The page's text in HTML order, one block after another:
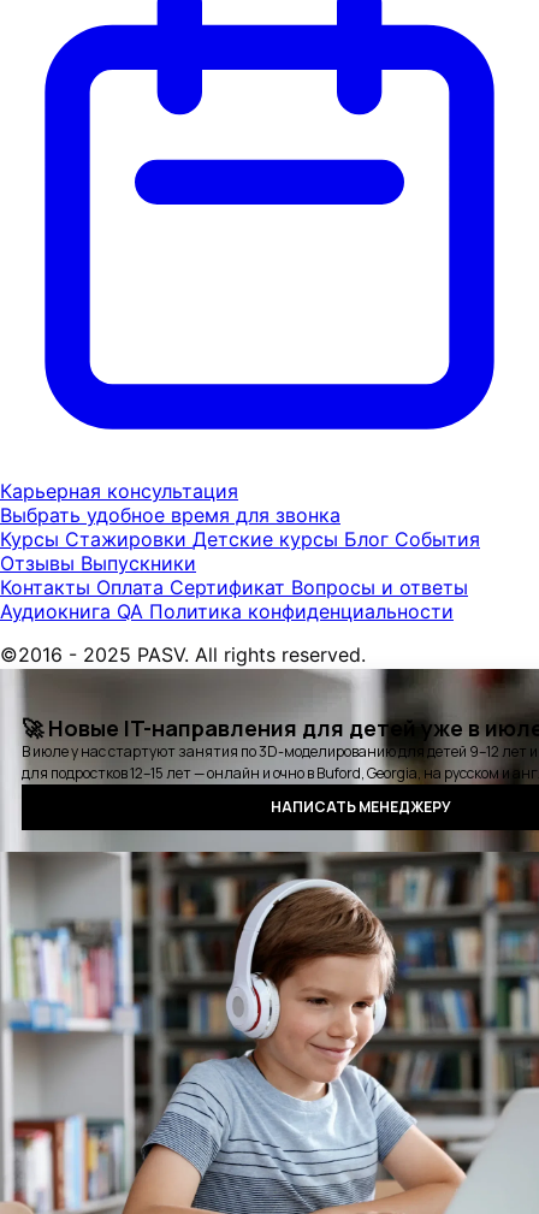
Карьерная консультация
Выбрать удобное время для звонка
Курсы Стажировки Детские курсы Блог События
Отзывы Выпускники
Контакты Оплата Сертификат Вопросы и ответы
Аудиокнига QA Политика конфиденциальности
©2016 - 2025 PASV. All rights reserved.